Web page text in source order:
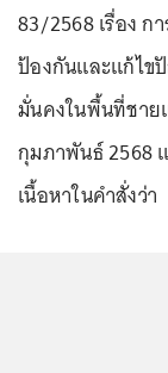
83/2568 เรื่อง ก
ป้องกันและแก้ไ
มั่นคงในพื้นที่ชา
กุมภาพันธ์ 2568
เนื้อหาในคำสั่งว่า